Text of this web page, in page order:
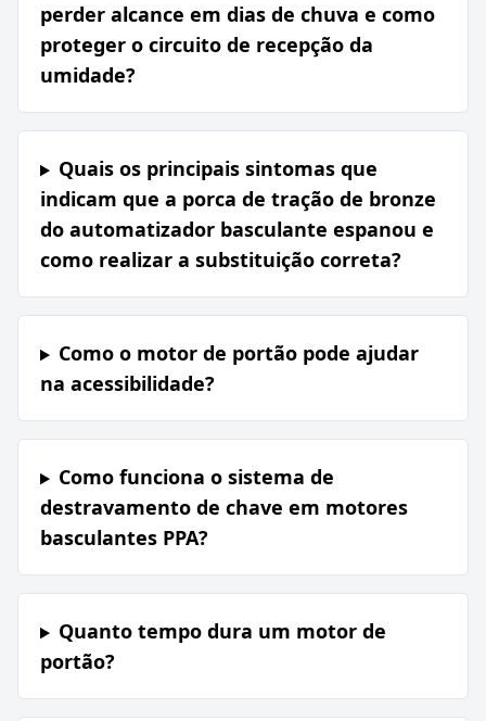
perder alcance em dias de chuva e como
proteger o circuito de recepção da
umidade?
Quais os principais sintomas que
indicam que a porca de tração de bronze
do automatizador basculante espanou e
como realizar a substituição correta?
Como o motor de portão pode ajudar
na acessibilidade?
Como funciona o sistema de
destravamento de chave em motores
basculantes PPA?
Quanto tempo dura um motor de
portão?